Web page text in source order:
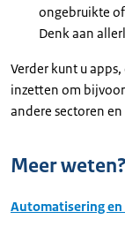
ongebruikte
Denk aan
Verder kunt u
inzetten om
andere sectoren
Meer weten?
Automatisering